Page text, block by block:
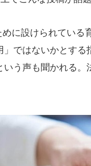
に設けられている
ではないかとす
う声も聞かれる